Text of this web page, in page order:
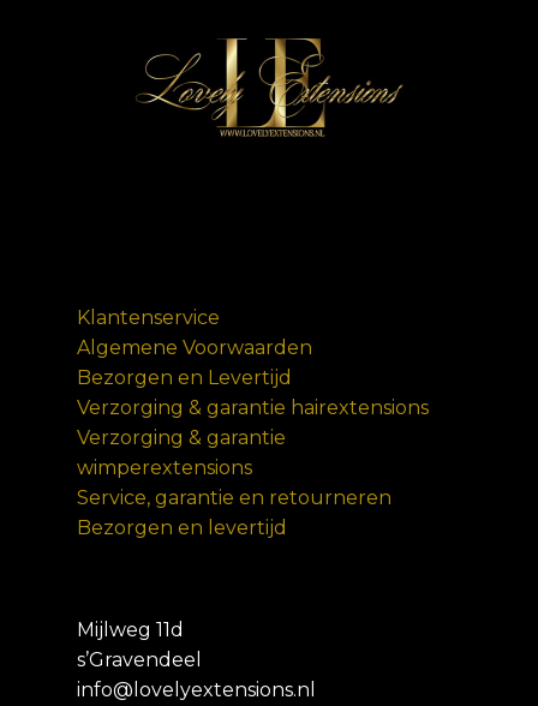
Klantenservice
Algemene Voorwaarden
Bezorgen en Levertijd
Verzorging & garantie hairextensions
Verzorging & garantie
wimperextensions
Service, garantie en retourneren
Bezorgen en levertijd
Mijlweg 11d
s’Gravendeel
info@lovelyextensions.nl